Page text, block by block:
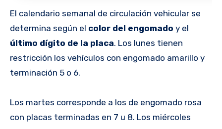
El calendario semanal de circulación vehicular se
determina según el color del engomado y el
último dígito de la placa. Los lunes tienen
restricción los vehículos con engomado amarillo y
terminación 5 o 6.
Los martes corresponde a los de engomado rosa
con placas terminadas en 7 u 8. Los miércoles